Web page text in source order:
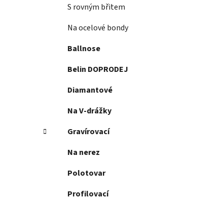
S rovným břitem
Na ocelové bondy
Ballnose
Belin DOPRODEJ
Diamantové
Na V-drážky
Gravírovací
Na nerez
Polotovar
Profilovací